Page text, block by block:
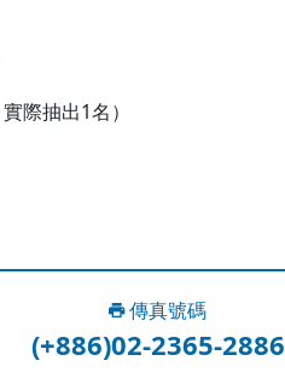
際抽出1名）
傳真號碼
(+886)02-2365-2886